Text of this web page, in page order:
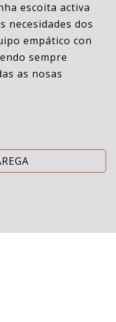
escoita activa
necesidades dos
empático con
sempre
as nosas